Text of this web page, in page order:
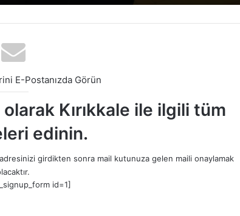
E-Postanızda Görün
Kırıkkale ile ilgili tüm
edinin.
girdikten sonra mail kutunuza gelen maili onaylamak
id=1]